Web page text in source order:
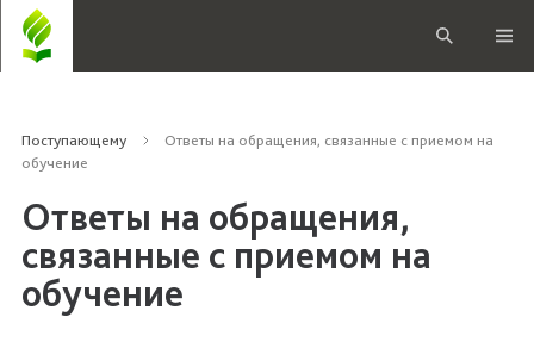
Поступающему
Ответы на обращения, связанные с приемом на
обучение
Ответы на обращения,
связанные с приемом на
обучение